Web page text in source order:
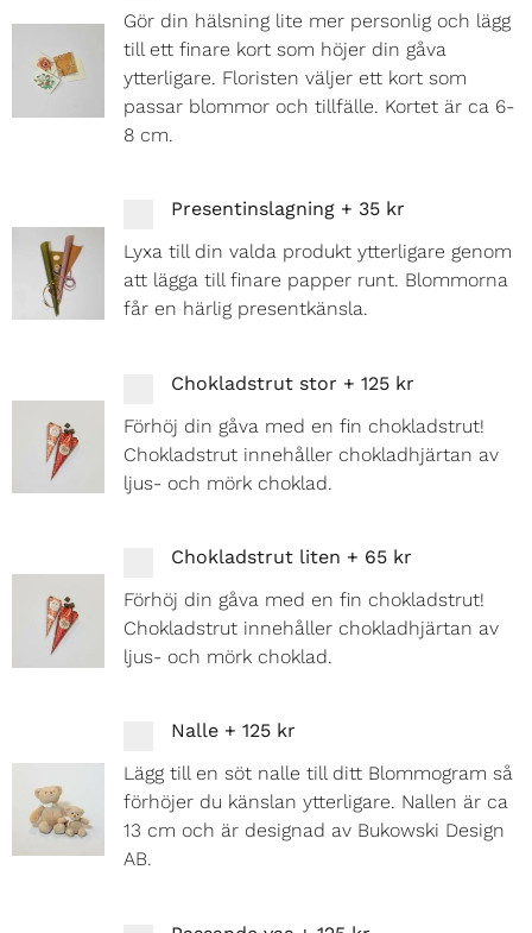
Gör din hälsning lite mer personlig och lägg
till ett finare kort som höjer din gåva
ytterligare. Floristen väljer ett kort som
passar blommor och tillfälle. Kortet är ca 6-
8 cm.
Presentinslagning + 35 kr
Lyxa till din valda produkt ytterligare genom
att lägga till finare papper runt. Blommorna
får en härlig presentkänsla.
Chokladstrut stor +125 kr
Förhöj din gåva med en fin chokladstrut!
Chokladstrut innehåller chokladhjärtan av
ljus- och mörk choklad.
Chokladstrut liten + 65 kr
Förhöj din gåva med en fin chokladstrut!
Chokladstrut innehåller chokladhjärtan av
ljus- och mörk choklad.
Nalle +125 kr
Lägg till en söt nalle till ditt Blommogram så
förhöjer du känslan ytterligare. Nallen är ca
13 cm och är designad av Bukowski Design
AB.